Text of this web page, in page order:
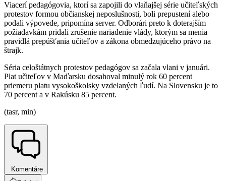
Viacerí pedagógovia, ktorí sa zapojili do vlaňajšej série učiteľských
protestov formou občianskej neposlušnosti, boli prepustení alebo
podali výpovede, pripomína server. Odborári preto k doterajším
požiadavkám pridali zrušenie nariadenie vlády, ktorým sa menia
pravidlá prepúšťania učiteľov a zákona obmedzujúceho právo na
štrajk.
Séria celoštátnych protestov pedagógov sa začala vlani v januári.
Plat učiteľov v Maďarsku dosahoval minulý rok 60 percent
priemeru platu vysokoškolsky vzdelaných ľudí. Na Slovensku je to
70 percent a v Rakúsku 85 percent.
(tasr, min)
Komentáre